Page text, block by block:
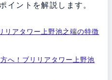
イントを解説します。
リアタワー上野池之端の特徴
へ！ブリリアタワー上野池